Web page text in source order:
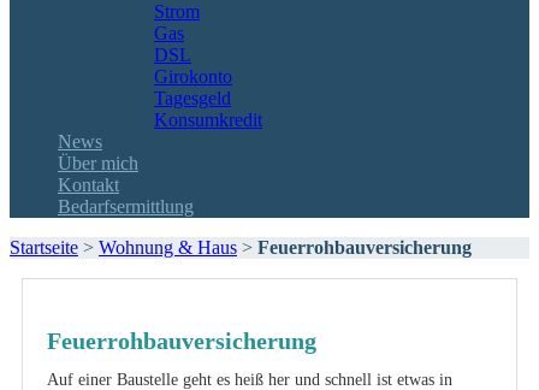
Strom
Gas
DSL
Girokonto
Tagesgeld
Konsumkredit
News
Über mich
Kontakt
Bedarfsermittlung
Startseite > Wohnung & Haus > Feuerrohbauversicherung
Feuerrohbauversicherung
Auf einer Baustelle geht es heiß her und schnell ist etwas in